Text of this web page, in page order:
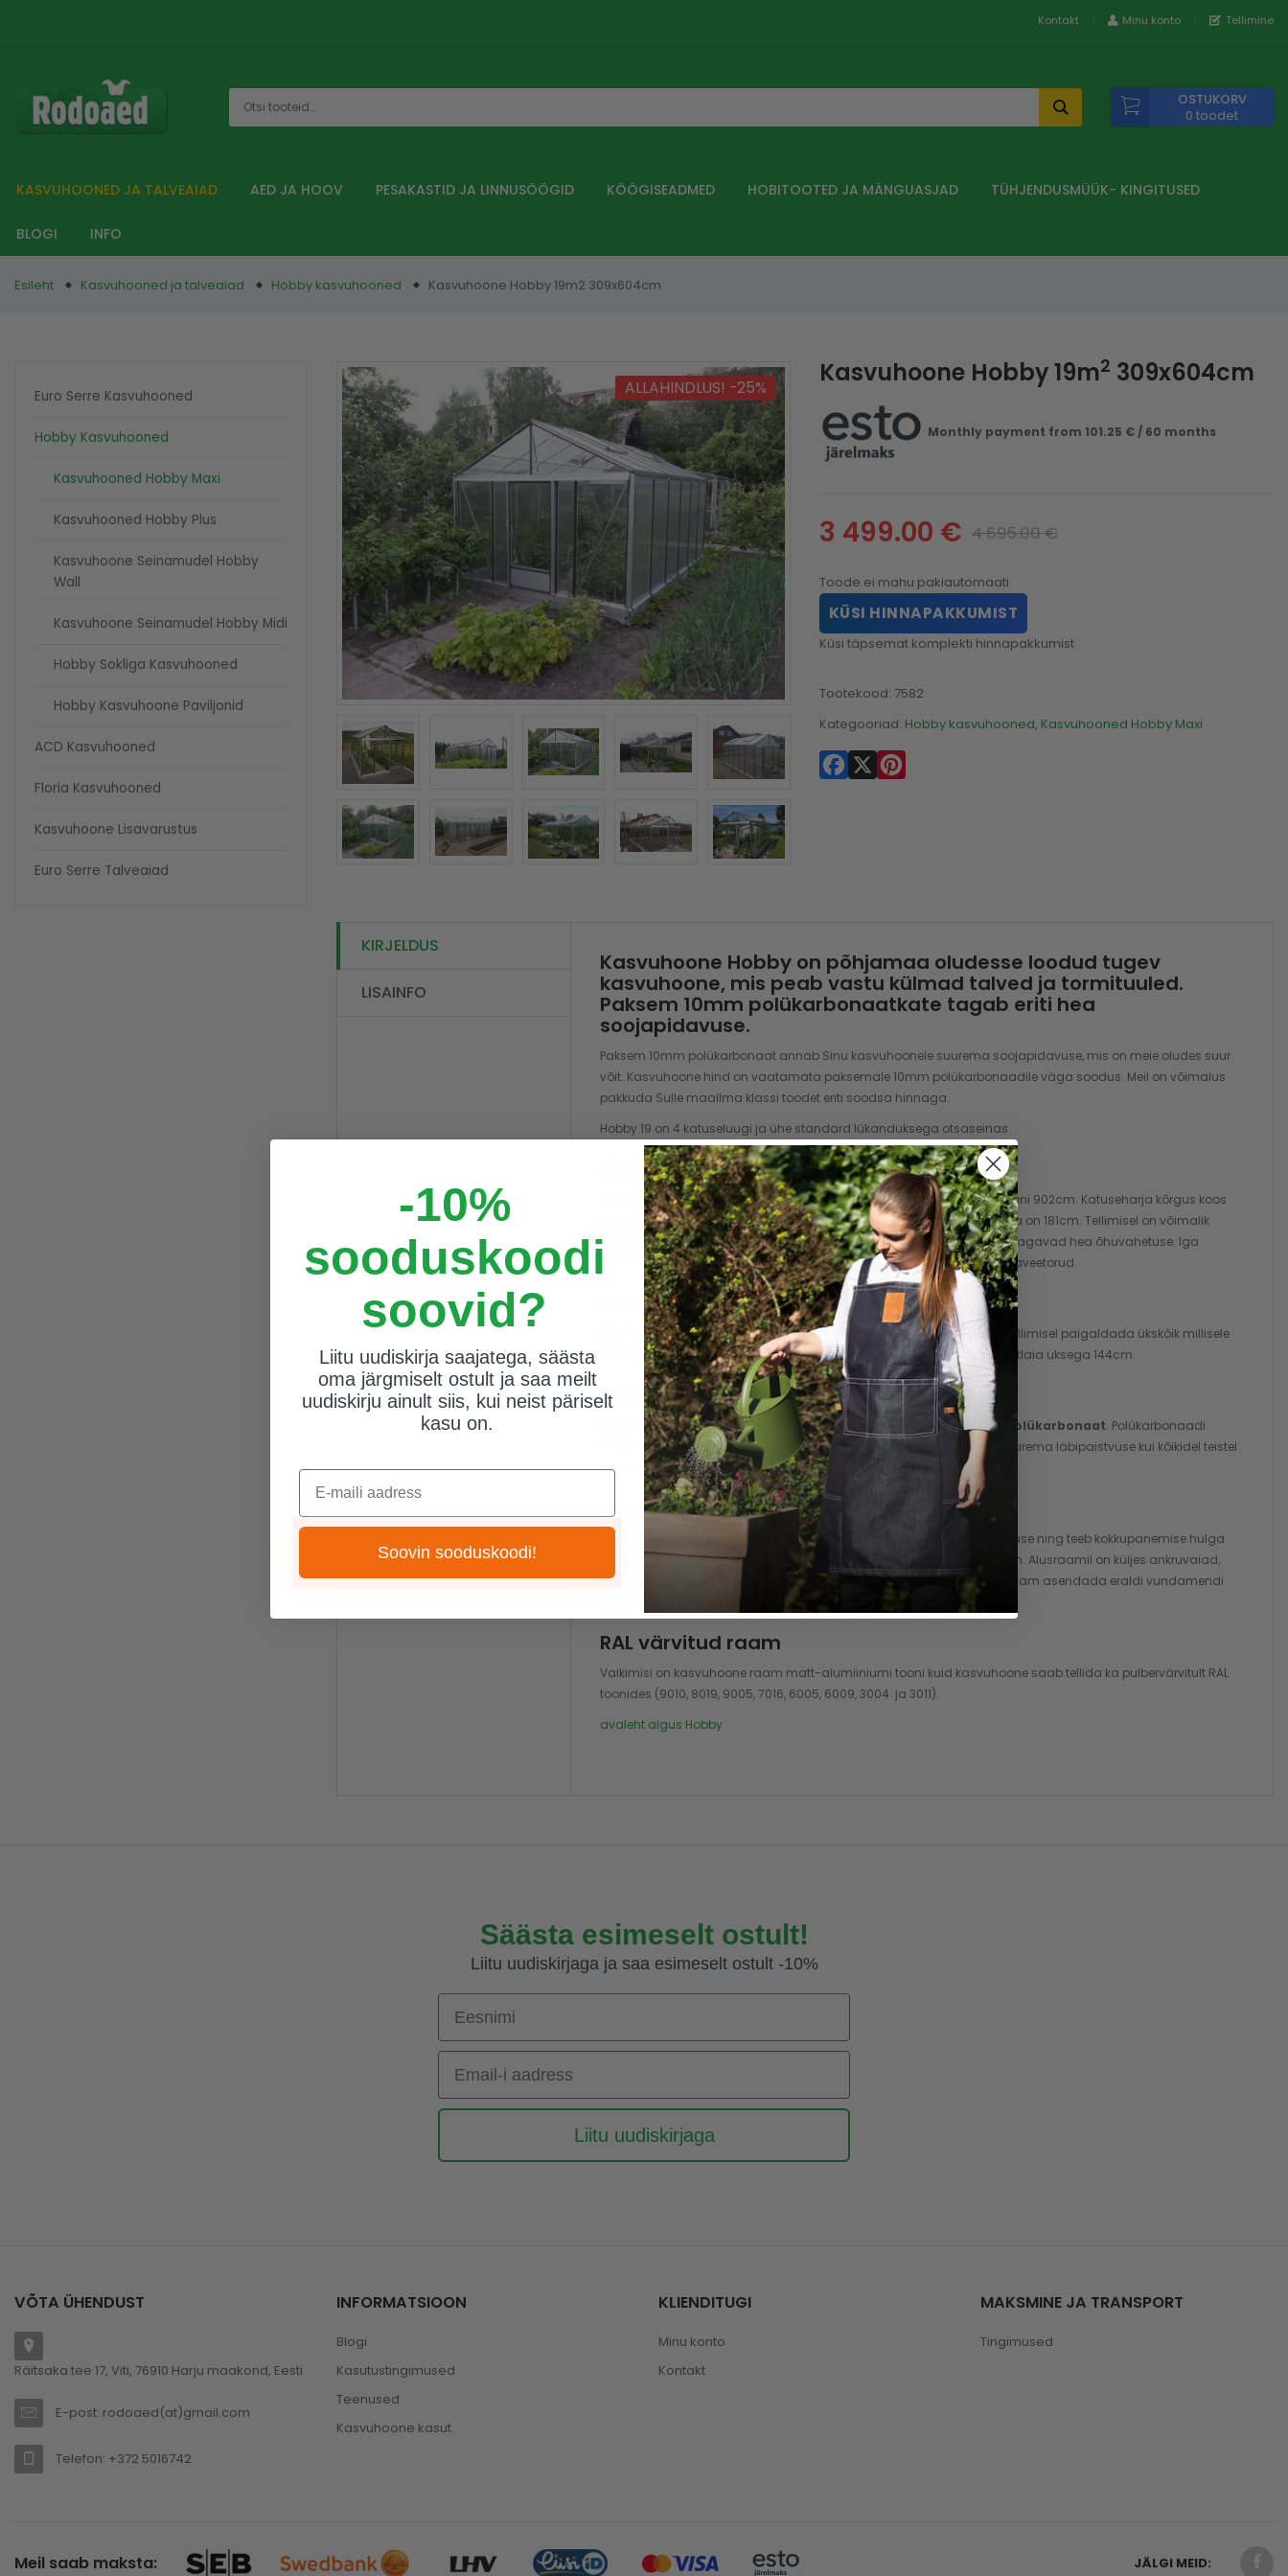
Kontakt Minu konto Tellimine
OSTUKORV
0 toodet
KASVUHOONED JA TALVEAIAD AED JA HOOV PESAKASTID JA LINNUSÖÖGID KÖÖGISEADMED HOBITOOTED JA MÄNGUASJAD TÜHJENDUSMÜÜK- KINGITUSED
BLOGI INFO
Esileht Kasvuhooned ja talveaiad Hobby kasvuhooned Kasvuhoone Hobby 19m2 309x604cm
Euro Serre Kasvuhooned
Hobby Kasvuhooned
Kasvuhooned Hobby Maxi
Kasvuhooned Hobby Plus
Kasvuhoone Seinamudel Hobby
Wall
Kasvuhoone Seinamudel Hobby Midi
Hobby Sokliga Kasvuhooned
Hobby Kasvuhoone Paviljonid
ACD Kasvuhooned
Floria Kasvuhooned
Kasvuhoone Lisavarustus
Euro Serre Talveaiad
ALLAHINDLUS! -25% Kasvuhoone Hobby 19m2 309x604cm
Monthly payment from 101.25 € / 60 months
4 695.00€
3 499.00 €
Toode ei mahu pakiautomaati
KÜSI HINNAPAKKUMIST
Küsi täpsemat komplekti hinnapakkumist
Tootekood: 7582
Kategooriad: Hobby kasvuhooned, Kasvuhooned Hobby Maxi
Facebook
X
KIRJELDUS
LISAINFO
Kasvuhoone Hobby on põhjamaa oludesse loodud tugev
kasvuhoone, mis peab vastu külmad talved ja tormituuled.
Paksem 10mm polükarbonaatkate tagab eriti hea
soojapidavuse.
Paksem 10mm polükarbonaat annab Sinu kasvuhoonele suurema soojapidavuse, mis on meie oludes suur
võit. Kasvuhoone hind on vaatamata paksemale 10mm polükarbonaadile väga soodus. Meil on võimalus
pakkuda Sulle maailma klassi toodet eriti soodsa hinnaga.
Hobby 19 on 4 katuseluugi ja ühe standard lükanduksega otsaseinas
Kasvuhoone mõõdud
Kasvuhoone laius on 309cm ning pikkus on saadaval alates 380cm kuni 902cm. Katuseharja kõrgus koos
alusraamiga on 250cm ning külgseina kõrgus koos 13cm alusraamiga on 181cm. Tellimisel on võimalik
külgseina kõrgust tõsta +20cm võrra ehk 201cm. Suured katuseluugid tagavad hea õhuvahetuse. Iga
seinavahe on umbes 75cm laiune. Kasvuhoonega on kaasas ka vihmaveetorud.
Paindlik ukse paigutus
84cm laiune lükanduks paigaldatakse vaikimisi otsaseina, kuid võib tellimisel paigaldada ükskõik millisele
seinale. Standardukse võid soovi korral asendada või täiendada topeltlaia uksega 144cm.
Polükarbonaat
Kasvuhoone katteks on juba standardis tugev otstest suletav10mm polükarbonaat. Polükarbonaadi
sisepinnal olev No-Drop kate takistab kondensvee tekkimise ja tagab parema läbipaistvuse kui kõikidel teistel
kasvuhoonetel.
Alusraam
Tugev alumiiniumist alusraam annab kasvuhoonele suurema stabiilsuse ning teeb kokkupanemise hulga
lihtsamaks. Alusraam on tugevast karpprofiilist kõrgusega umbes 13cm. Alusraamil on küljes ankruvaiad,
mida saab maasse kaevata või segusse valada. Sellisena võib alusraam asendada eraldi vundamendi
RAL värvitud raam
Vaikimisi on kasvuhoone raam matt-alumiiniumi tooni kuid kasvuhoone saab tellida ka pulbervärvitult RAL
toonides (9010, 8019, 9005, 7016, 6005, 6009, 3004 ja 3011).
avaleht algus Hobby
Säästa esimeselt ostult!
Liitu uudiskirjaga ja saa esimeselt ostult -10%
Eesnimi
Email-i aadress
Liitu uudiskirjaga
VÕTA ÜHENDUST
Räitsaka tee 17, Viti, 76910 Harju maakond, Eesti
E-post: rodoaed(at)gmail.com
Telefon: +372 5016742
INFORMATSIOON
Blogi
Kasutustingimused
Teenused
Kasvuhoone kasut.
KLIENDITUGI
Minu konto
Kontakt
MAKSMINE JA TRANSPORT
Tingimused
Meil saab maksta: JÄLGI MEID:
-10%
sooduskoodi
soovid?
Liitu uudiskirja saajatega, säästa
oma järgmiselt ostult ja saa meilt
uudiskirju ainult siis, kui neist päriselt
kasu on.
E-maili aadress
Soovin sooduskoodi!